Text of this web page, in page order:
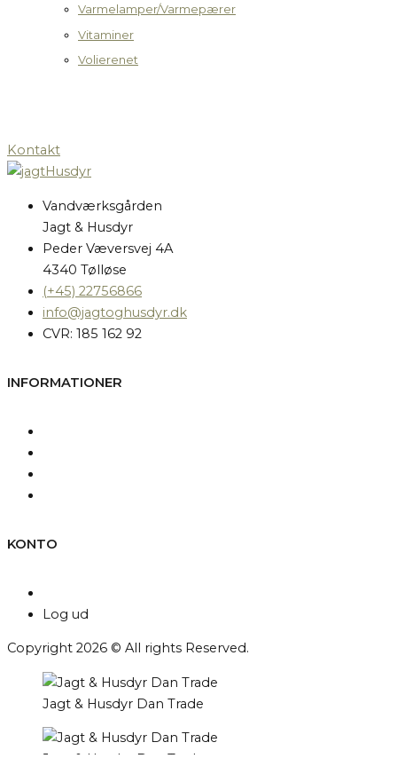
Varmelamper/Varmepærer
Vitaminer
Volierenet
Kontakt
Vandværksgården
Jagt & Husdyr
Peder Væversvej 4A
4340 Tølløse
(+45) 22756866
info@jagtoghusdyr.dk
CVR: 185 162 92
INFORMATIONER
KONTO
Log ud
Copyright 2026 © All rights Reserved.
Jagt & Husdyr Dan Trade
Jagt & Husdyr Dan Trade